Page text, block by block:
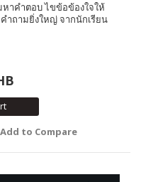
าคำตอบ ไขข้อข้องใจให้
ำถามยิ่งใหญ่ จากนักเรียน
Add to Compare